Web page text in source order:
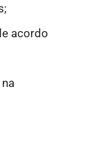
acordo